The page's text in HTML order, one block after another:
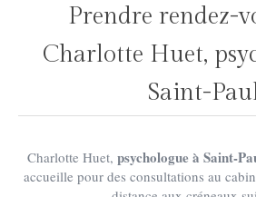
Prendre rendez-
Charlotte Huet,
Saint-
Charlotte Huet, psychologue à Saint-
accueille pour des consultations au